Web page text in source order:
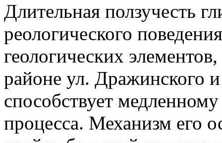
Длительная ползучесть
реологического
геологических
районе ул. Дражинского
способствует
процесса. Механизм его